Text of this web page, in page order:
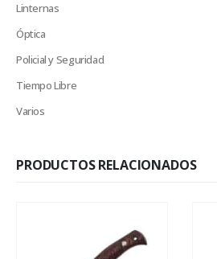
Linternas
Óptica
Policial y Seguridad
Tiempo Libre
Varios
PRODUCTOS RELACIONADOS